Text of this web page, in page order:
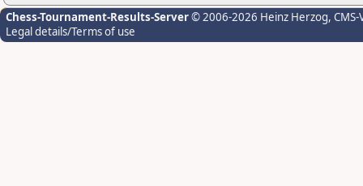
Chess-Tournament-Results-Server© 2006-2026 Heinz Herzog,
Legal details/Terms of use